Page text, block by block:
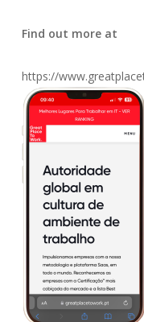
Find out more at
https://